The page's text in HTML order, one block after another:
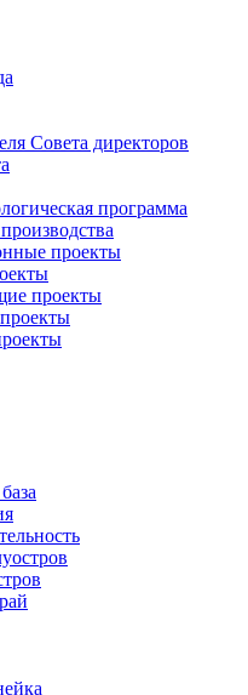
Совета директоров
программа
проекты
проекты